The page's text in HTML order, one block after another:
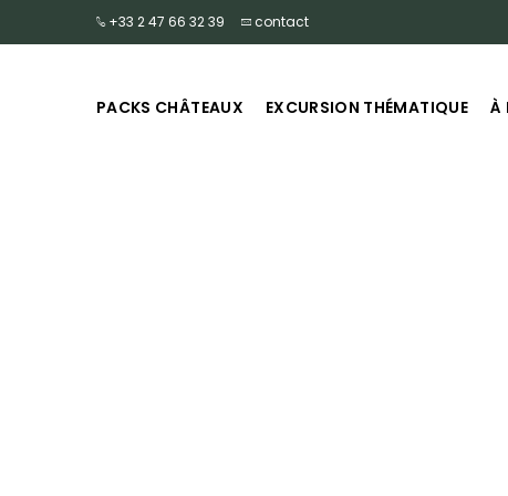
+33 2 47 66 32 39 contact
PACKS CHÂTEAUX EXCURSION THÉMATIQUE À